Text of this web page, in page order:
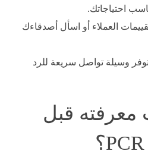
احتياجاتك.
العملاء أو اسأل أصدقاءك
وسيلة تواصل سريعة للرد
معرفته قبل